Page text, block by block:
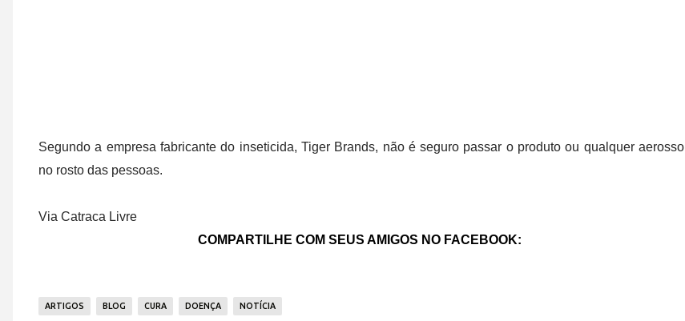
Segundo a empresa fabricante do inseticida, Tiger Brands, não é seguro passar o produto ou qualquer aerossol
no rosto das pessoas.
Via Catraca Livre
COMPARTILHE COM SEUS AMIGOS NO FACEBOOK:
ARTIGOS BLOG CURA DOENÇA NOTÍCIA